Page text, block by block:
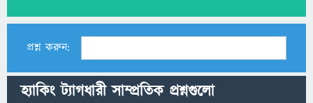
প্রশ্ন করুন:
হ্যাকিং ট্যাগধারী সাম্প্রতিক প্রশ্নগুলো